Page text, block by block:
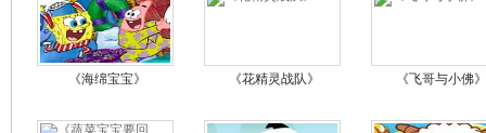
《海绵宝宝》 《花精灵战队》 《飞哥与小佛》